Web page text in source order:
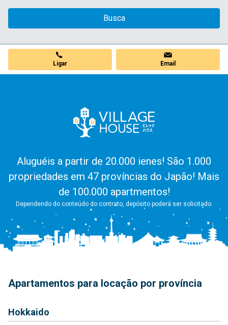
Busca
Ligar Email
Aluguéis a partir de 20.000 ienes! São 1.000
propriedades em 47 províncias do Japão! Mais
de 100.000 apartmentos!
Dependendo do conteúdo do contrato, depósito poderá ser solicitado.
Apartamentos para locação por província
Hokkaido